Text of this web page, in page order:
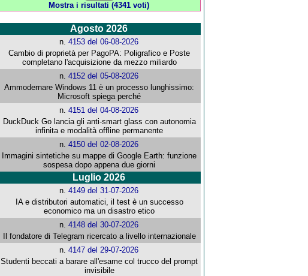
Mostra i risultati (4341 voti)
Agosto 2026
n.4153 del 06-08-2026
Cambio di proprietà per PagoPA: Poligrafico e Poste
completano l'acquisizione da mezzo miliardo
n.4152 del 05-08-2026
Ammodernare Windows 11 è un processo lunghissimo:
Microsoft spiega perché
n.4151 del 04-08-2026
DuckDuck Go lancia gli anti-smart glass con autonomia
infinita e modalità offline permanente
n.4150 del 02-08-2026
Immagini sintetiche su mappe di Google Earth: funzione
sospesa dopo appena due giorni
Luglio 2026
n.4149 del 31-07-2026
IA e distributori automatici, il test è un successo
economico ma un disastro etico
n.4148 del 30-07-2026
Il fondatore di Telegram ricercato a livello internazionale
n.4147 del 29-07-2026
Studenti beccati a barare all'esame col trucco del prompt
invisibile